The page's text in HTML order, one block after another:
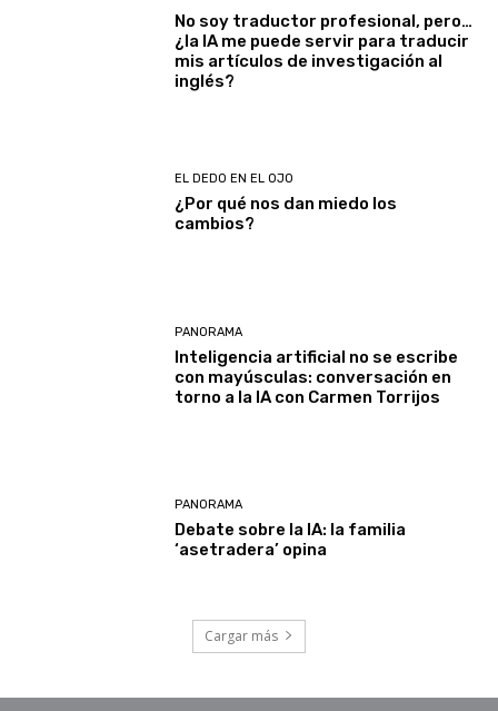
No soy traductor profesional, pero…
¿la IA me puede servir para traducir
mis artículos de investigación al
inglés?
EL DEDO EN EL OJO
¿Por qué nos dan miedo los
cambios?
PANORAMA
Inteligencia artificial no se escribe
con mayúsculas: conversación en
torno a la IA con Carmen Torrijos
PANORAMA
Debate sobre la IA: la familia
‘asetradera’ opina
Cargar más